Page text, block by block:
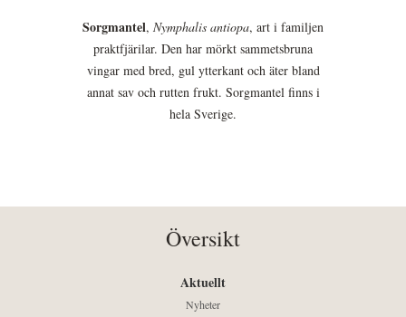
Sorgmantel, Nymphalis antiopa, art i familjen
praktfjärilar. Den har mörkt sammetsbruna
vingar med bred, gul ytterkant och äter bland
annat sav och rutten frukt. Sorgmantel finns i
hela Sverige.
Översikt
Aktuellt
Nyheter